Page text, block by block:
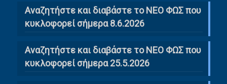
Αναζητήστε και διαβάστε το ΝΕΟ ΦΩΣ που
κυκλοφορεί σήμερα 8.6.2026
Αναζητήστε και διαβάστε το ΝΕΟ ΦΩΣ που
κυκλοφορεί σήμερα 25.5.2026